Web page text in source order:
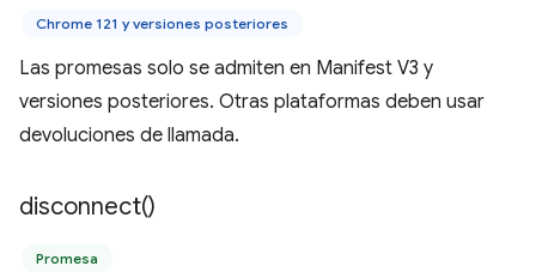
Chrome 121 y versiones posteriores
Las promesas solo se admiten en Manifest V3 y
versiones posteriores. Otras plataformas deben usar
devoluciones de llamada.
disconnect()
Promesa